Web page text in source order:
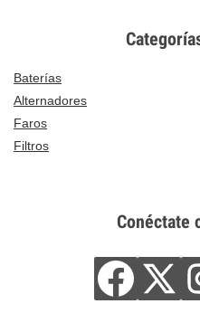
Baterías
Alternadores
Faros
Filtros
Conéctate